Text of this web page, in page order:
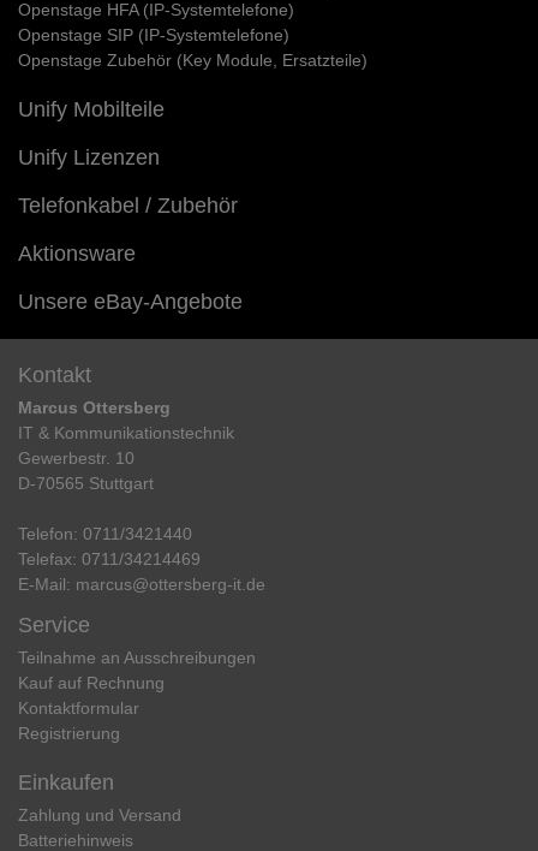
Openstage HFA (IP-Systemtelefone)
Openstage SIP (IP-Systemtelefone)
Openstage Zubehör (Key Module, Ersatzteile)
Unify Mobilteile
Unify Lizenzen
Telefonkabel / Zubehör
Aktionsware
Unsere eBay-Angebote
Kontakt
Marcus Ottersberg
IT & Kommunikationstechnik
Gewerbestr. 10
D-70565 Stuttgart
Telefon: 0711/3421440
Telefax: 0711/34214469
E-Mail: marcus@ottersberg-it.de
Service
Teilnahme an Ausschreibungen
Kauf auf Rechnung
Kontaktformular
Registrierung
Einkaufen
Zahlung und Versand
Batteriehinweis